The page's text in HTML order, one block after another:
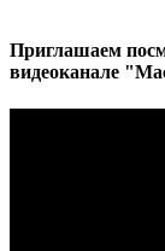
Приглашаем
видеоканале